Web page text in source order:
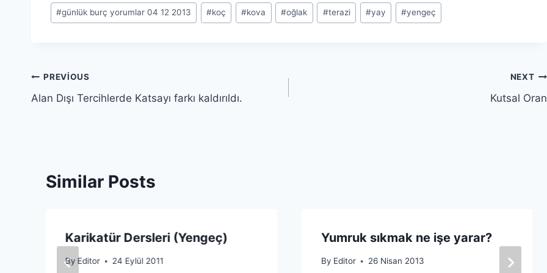
#günlük burç yorumlar 04 12 2013 #koç #kova #oğlak #terazi #yay #yengeç
Yazı
gezinmesi
PREVIOUS
Alan Dışı Tercihlerde Katsayı farkı kaldırıldı.
NEXT
Kutsal Oran
Similar Posts
Karikatür Dersleri (Yengeç)
By Editor 24 Eylül 2011
Yumruk sıkmak ne işe yarar?
By Editor 26 Nisan 2013